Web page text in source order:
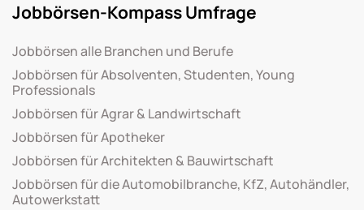
Jobbörsen-Kompass Umfrage
Jobbörsen alle Branchen und Berufe
Jobbörsen für Absolventen, Studenten, Young
Professionals
Jobbörsen für Agrar & Landwirtschaft
Jobbörsen für Apotheker
Jobbörsen für Architekten & Bauwirtschaft
Jobbörsen für die Automobilbranche, KfZ, Autohändler,
Autowerkstatt